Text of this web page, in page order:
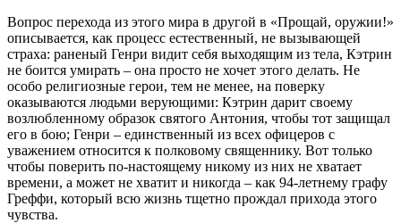
Вопрос перехода из этого мира в другой в «Прощай, оружии!»
описывается, как процесс естественный, не вызывающей
страха: раненый Генри видит себя выходящим из тела, Кэтрин
не боится умирать – она просто не хочет этого делать. Не
особо религиозные герои, тем не менее, на поверку
оказываются людьми верующими: Кэтрин дарит своему
возлюбленному образок святого Антония, чтобы тот защищал
его в бою; Генри – единственный из всех офицеров с
уважением относится к полковому священнику. Вот только
чтобы поверить по-настоящему никому из них не хватает
времени, а может не хватит и никогда – как 94-летнему графу
Греффи, который всю жизнь тщетно прождал прихода этого
чувства.